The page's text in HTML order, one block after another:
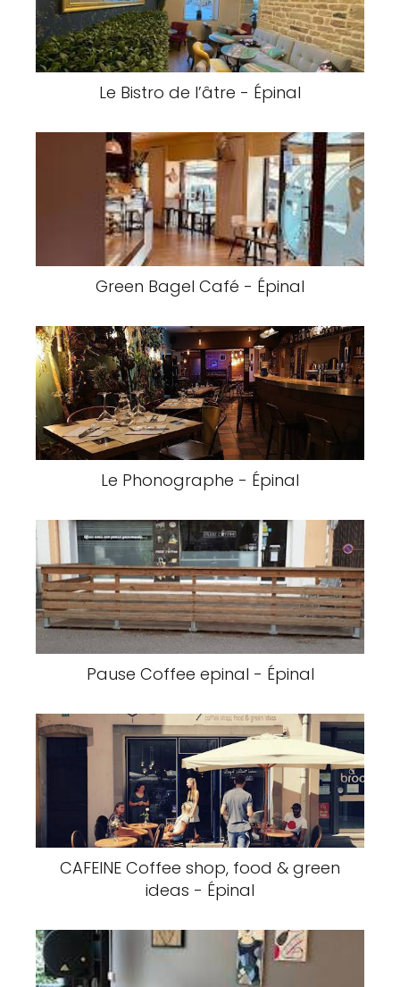
Le Bistro de l’âtre - Épinal
Green Bagel Café - Épinal
Le Phonographe - Épinal
Pause Coffee epinal - Épinal
CAFEINE Coffee shop, food & green
ideas - Épinal